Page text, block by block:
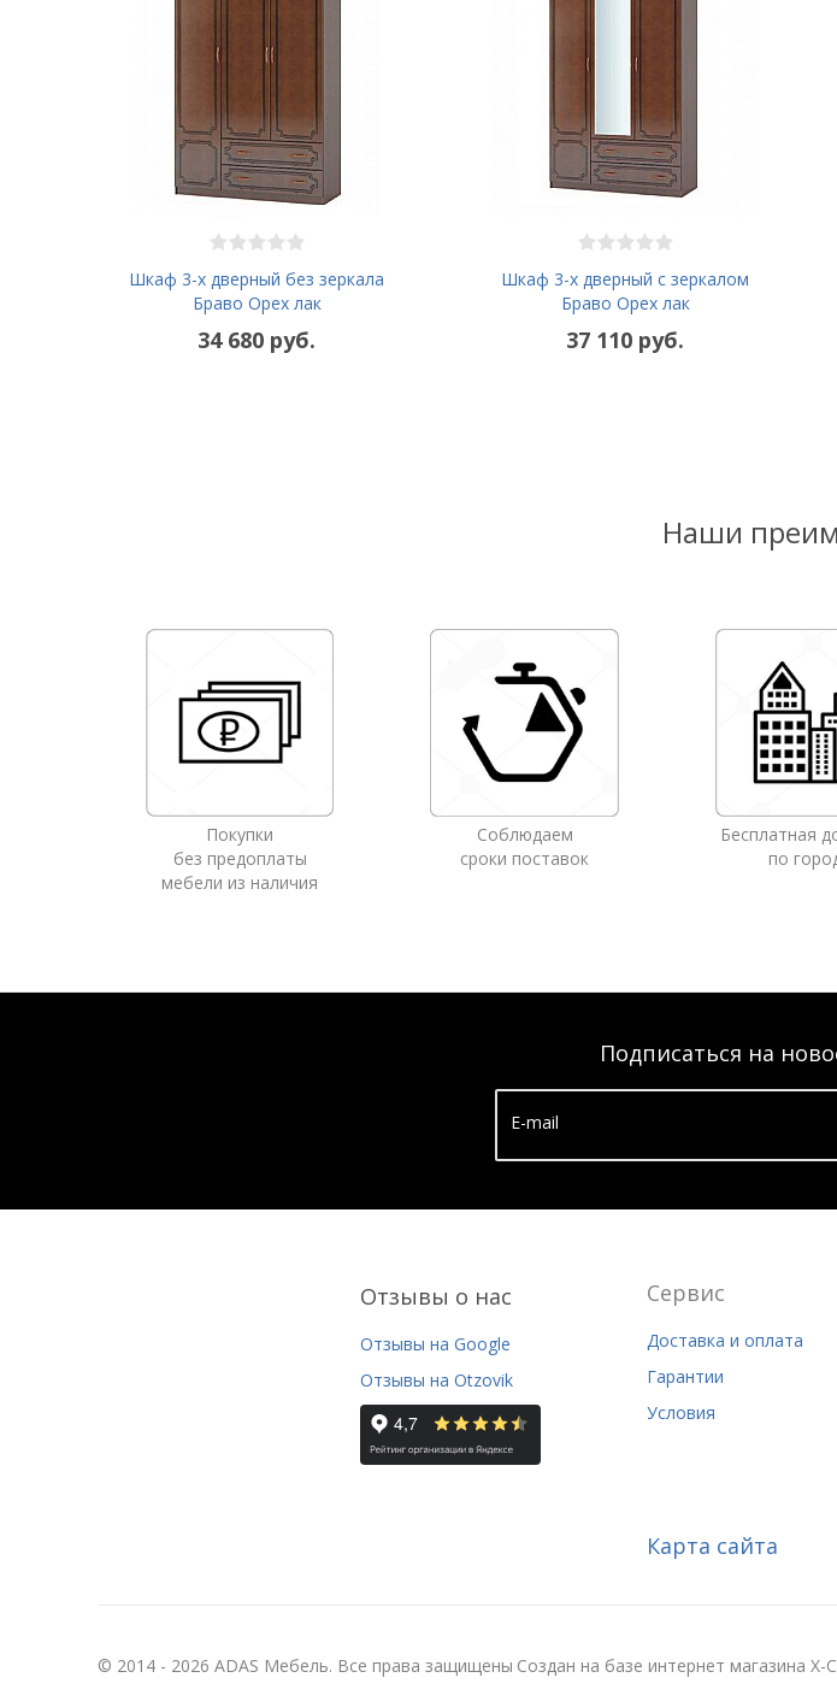
Шкаф 3-х дверный без зеркала
Браво Орех лак
34 680 руб.
Шкаф 3-х дверный с зеркалом
Браво Орех лак
37 110 руб.
Наши
Покупки
без предоплаты
мебели из наличия
Соблюдаем
сроки поставок
Бесплатная
по
Подписаться на
E-mail
Отзывы о нас
Отзывы на Google
Отзывы на Otzovik
Сервис
Доставка и оплата
Гарантии
Условия
Карта сайта
© 2014 - 2026 ADAS Мебель. Все права защищены Создан на базе интернет магазина X-